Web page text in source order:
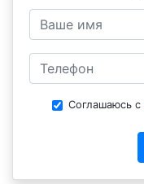
Соглашаюсь с